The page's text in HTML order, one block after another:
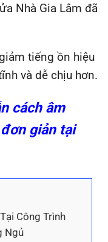
Nhà Gia Lâm đã
tiếng ồn hiệu
và dễ chịu hơn.
cách âm
giản tại
Công Trình
Ngủ